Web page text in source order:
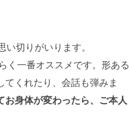
切りがいります。
く一番オススメです。形ある
くれたり、会話も弾みま
お身体が変わったら、ご本人